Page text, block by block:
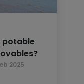
potable
2025